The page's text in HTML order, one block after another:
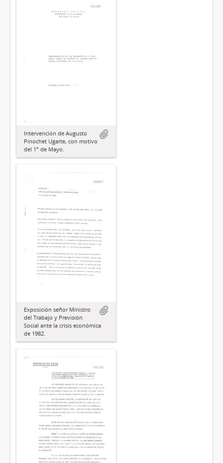
Intervención de Augusto
Pinochet Ugarte, con motivo
del 1° de Mayo.
Exposición señor Ministro
del Trabajo y Previsión
Social ante la crisis económica
de 1982.